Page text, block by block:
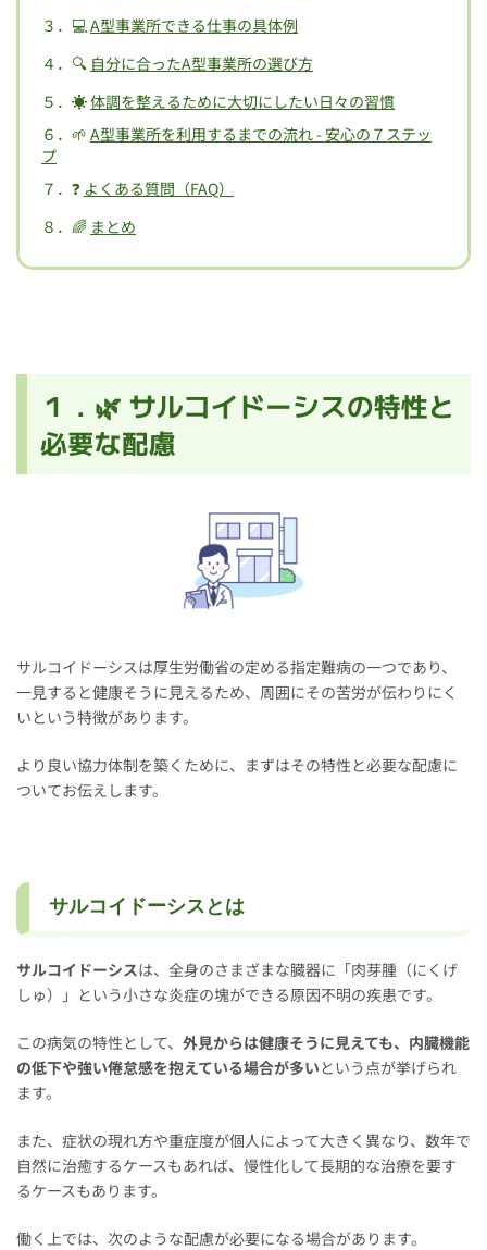
３．💻 A型事業所できる仕事の具体例
４．🔍 自分に合ったA型事業所の選び方
５．☀️体調を整えるために大切にしたい日々の習慣
６．🌱 A型事業所を利用するまでの流れ - 安心の７ステッ
プ
７．❓ よくある質問（FAQ）
８．🌈 まとめ
１．🌿 サルコイドーシスの特性と
必要な配慮
サルコイドーシスは厚生労働省の定める指定難病の一つであり、
一見すると健康そうに見えるため、周囲にその苦労が伝わりにく
いという特徴があります。
より良い協力体制を築くために、まずはその特性と必要な配慮に
ついてお伝えします。
サルコイドーシスとは
サルコイドーシスは、全身のさまざまな臓器に「肉芽腫（にくげ
しゅ）」という小さな炎症の塊ができる原因不明の疾患です。
この病気の特性として、 外見からは健康そうに見えても、内臓機能
の低下や強い倦怠感を抱えている場合が多いという点が挙げられ
ます。
また、症状の現れ方や重症度が個人によって大きく異なり、数年で
自然に治癒するケースもあれば、慢性化して長期的な治療を要す
るケースもあります。
働く上では、次のような配慮が必要になる場合があります。